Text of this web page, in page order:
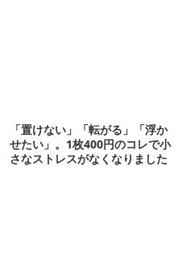
「置けない」「転がる」「浮か
せたい」。1枚400円のコレで小
さなストレスがなくなりました